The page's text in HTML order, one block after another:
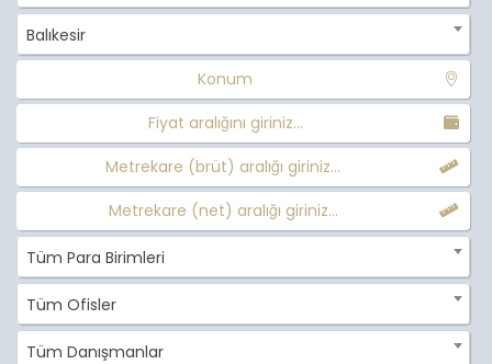
Balıkesir
Konum
Fiyat aralığını giriniz...
Metrekare (brüt) aralığı giriniz...
Metrekare (net) aralığı giriniz...
Tüm Para Birimleri
Tüm Ofisler
Tüm Danışmanlar